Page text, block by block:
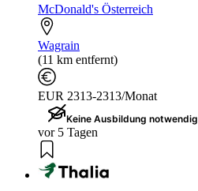
McDonald's Österreich
Wagrain
(11 km entfernt)
EUR 2313-2313/Monat
Keine Ausbildung notwendig
vor 5 Tagen